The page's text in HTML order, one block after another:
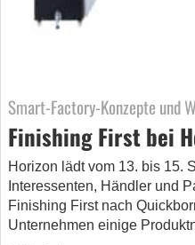
Smart-Factory-Konzepte und
Finishing First bei
Horizon lädt vom 13. bis 15.
Interessenten, Händler und
Finishing First nach
Unternehmen einige